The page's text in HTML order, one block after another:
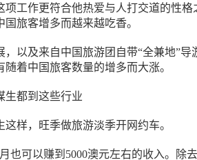
工作更符合他热爱与人打交道的性格
旅客增多而越来越吃香。
以及来自中国旅游团自带“全兼地”导
着中国旅客数量的增多而大涨。
样，旺季做旅游淡季开网约车。
也可以赚到5000澳元左右的收入。除